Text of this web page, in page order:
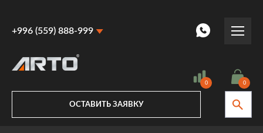
+996 (559) 888-999
+996 (559) 888-999
0 0
ОСТАВИТЬ ЗАЯВКУ